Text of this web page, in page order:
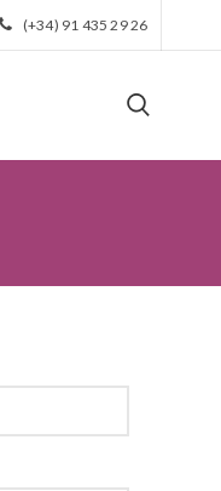
(+34) 91 435 29 26